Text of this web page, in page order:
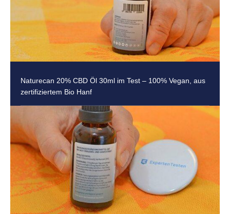
Naturecan 20% CBD Öl 30ml im Test – 100% Vegan, aus
zertifiziertem Bio Hanf